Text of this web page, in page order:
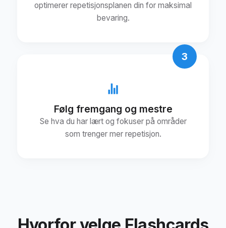
optimerer repetisjonsplanen din for maksimal
bevaring.
3
Følg fremgang og mestre
Se hva du har lært og fokuser på områder
som trenger mer repetisjon.